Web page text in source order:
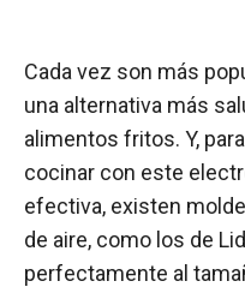
Cada vez son más
una alternativa más
alimentos fritos. Y,
cocinar con este
efectiva, existen
de aire, como los de
perfectamente al